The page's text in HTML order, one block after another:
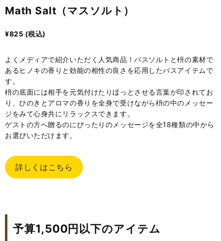
Math Salt（マスソルト）
¥825 (税込)
よくメディアで紹介いただく人気商品！バスソルトと枡の素材で
あるヒノキの香りと効能の相性の良さを応用したバスアイテムで
す。
枡の底面には相手を元気付けたりほっとさせる言葉が印されてお
り、ひのきとアロマの香りを全身で受けながら枡の中のメッセー
ジをみて心身共にリラックスできます。
ゲストの方へ贈るのにぴったりのメッセージを全18種類の中から
お選びいただけます。
詳しくはこちら
予算1,500円以下のアイテム